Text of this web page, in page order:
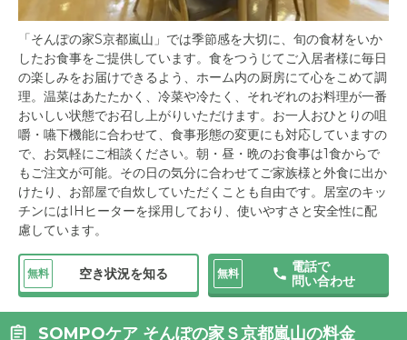
「そんぽの家S京都嵐山」では季節感を大切に、旬の食材をいか
したお食事をご提供しています。食をつうじてご入居者様に毎日
の楽しみをお届けできるよう、ホーム内の厨房にて心をこめて調
理。温菜はあたたかく、冷菜や冷たく、それぞれのお料理が一番
おいしい状態でお召し上がりいただけます。お一人おひとりの咀
嚼・嚥下機能に合わせて、食事形態の変更にも対応していますの
で、お気軽にご相談ください。朝・昼・晩のお食事は1食からで
もご注文が可能。その日の気分に合わせてご家族様と外食に出か
けたり、お部屋で自炊していただくことも自由です。居室のキッ
チンにはIHヒーターを採用しており、使いやすさと安全性に配
慮しています。
無料 空き状況を知る 無料
電話で
問い合わせ
SOMPOケア そんぽの家Ｓ京都嵐山の料金